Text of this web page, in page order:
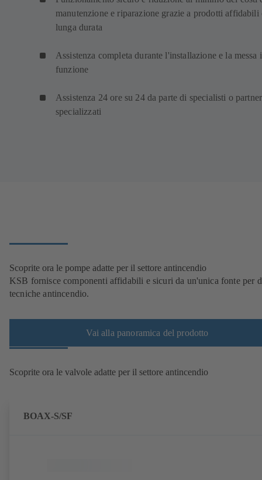
manutenzione e riparazione grazie a prodotti affidabili
lunga durata
Assistenza completa durante l'installazione e la messa
funzione
Assistenza 24 ore su 24 da parte di specialisti o partner
specializzati
Scoprite ora le pompe adatte per il settore antincendio
KSB fornisce componenti affidabili e sicuri da un'unica fonte per
tecniche antincendio.
Vai alla panoramica del prodotto
Scoprite ora le valvole adatte per il settore antincendio
BOAX-S/SF